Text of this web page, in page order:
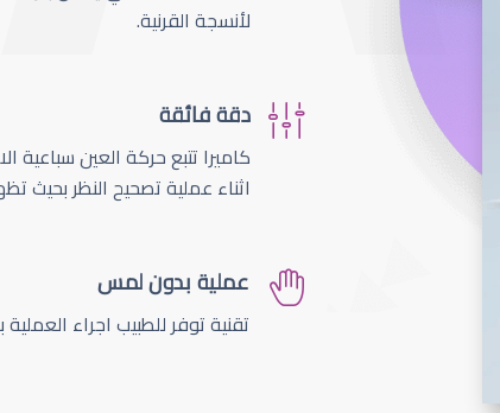
لأنسجة القرنية.
دقة فائقة
اثناء عملية تصحيح النظر بحيث
عملية بدون لمس
تقنية توفر للطبيب اجراء